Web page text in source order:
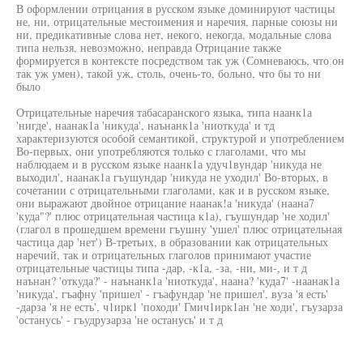
В оформлении отрицания в русском языке доминируют частицы
не, ни, отрицательные местоимения и наречия, парные союзы ни
ни, предикативные слова нет, некого, некогда, модальные слова
типа нельзя, невозможно, неправда Отрицание также
формируется в контексте посредством так уж (Сомневаюсь, что он
так уж умен), такой уж, столь, очень-то, больно, что бы то ни
было
Отрицательные наречия табасаранского языка, типа наанк1а
'нигде', наанак1а 'никуда', наънанк1а 'ниоткуда' и тд
характеризуются особой семантикой, структурой и употреблением
Во-первых, они употребляются только с глаголами, что мы
наблюдаем и в русском языке наанк1а удуч1вундар 'никуда не
выходил', наанак1а гъушундар 'никуда не уходил' Во-вторых, в
сочетании с отрицательными глаголами, как и в русском языке,
они выражают двойное отрицание наанак!а 'никуда' (наана7
'куда"?' плюс отрицательная частица к1а), гъушундар 'не ходил'
(глагол в прошедшем времени гъушну 'ушел' плюс отрицательная
частица дар 'нет') В-третьих, в образовании как отрицательных
наречий, так и отрицательных глаголов принимают участие
отрицательные частицы типа -дар, -к1а, -за, -ни, ми-, и т д
наънан? 'откуда?' - наънанк1а 'ниоткуда', наана? 'куда7' -наанак1а
'никуда', гъафну 'пришел' - гъафундар 'не пришел', вуза 'я есть'
-дарза 'я не есть', ч1ирк1 'походи' Гмич1ирк1ан 'не ходи', гъузарза
'останусь' - гъудрузарза 'не останусь' и т д